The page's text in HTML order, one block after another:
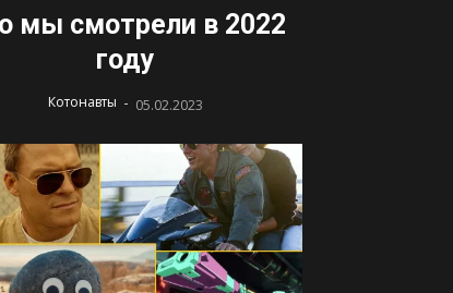
мы смотрели в 2022
году
Котонавты - 05.02.2023